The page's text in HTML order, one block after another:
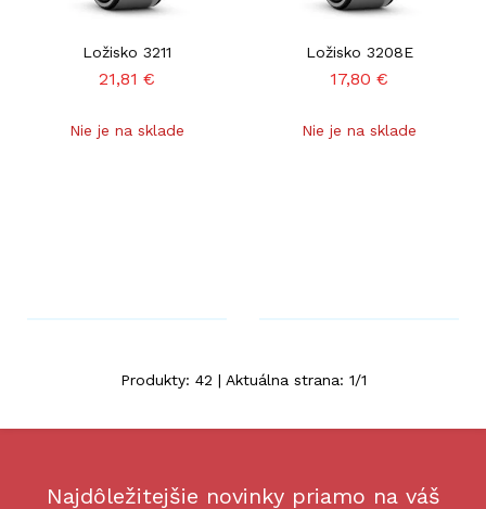
Ložisko 3211
21,81 €
Nie je na sklade
Ložisko 3208E
17,80 €
Nie je na sklade
Produkty: 42 | Aktuálna strana: 1/1
Najdôležitejšie novinky priamo na váš